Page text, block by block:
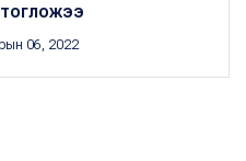
06, 2022